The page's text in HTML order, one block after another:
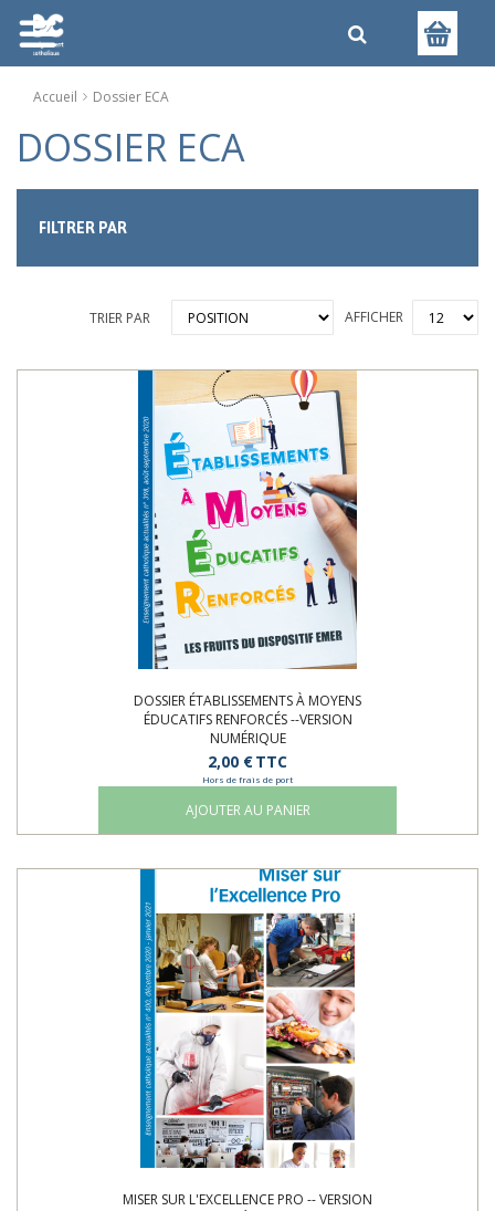
Accueil Dossier ECA
DOSSIER ECA
AFFICHER
TRIER PAR
DOSSIER ÉTABLISSEMENTS À MOYENS
ÉDUCATIFS RENFORCÉS --VERSION
NUMÉRIQUE
2,00 €TTC
Hors de frais de port
AJOUTER AU PANIER
MISER SUR L'EXCELLENCE PRO -- VERSION
FILTRER PAR